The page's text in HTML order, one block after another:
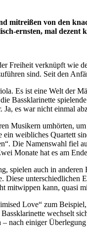
mitreißen von den
ernsten, mal dezent
Freiheit verknüpft wie
sind. Seit den
Es ist eine Welt der
Bassklarinette
es war nicht einmal
Musikern umhörten,
ein weibliches Quartett
Die Namenswahl fiel
Monate hat es am
spielen auch in
Diese
mitwippen kann, quasi
Love“ zum
wechselt
– nach einiger